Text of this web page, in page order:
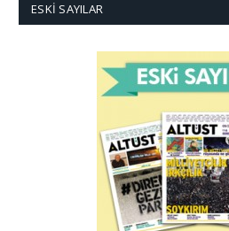
ESKI SAYILAR